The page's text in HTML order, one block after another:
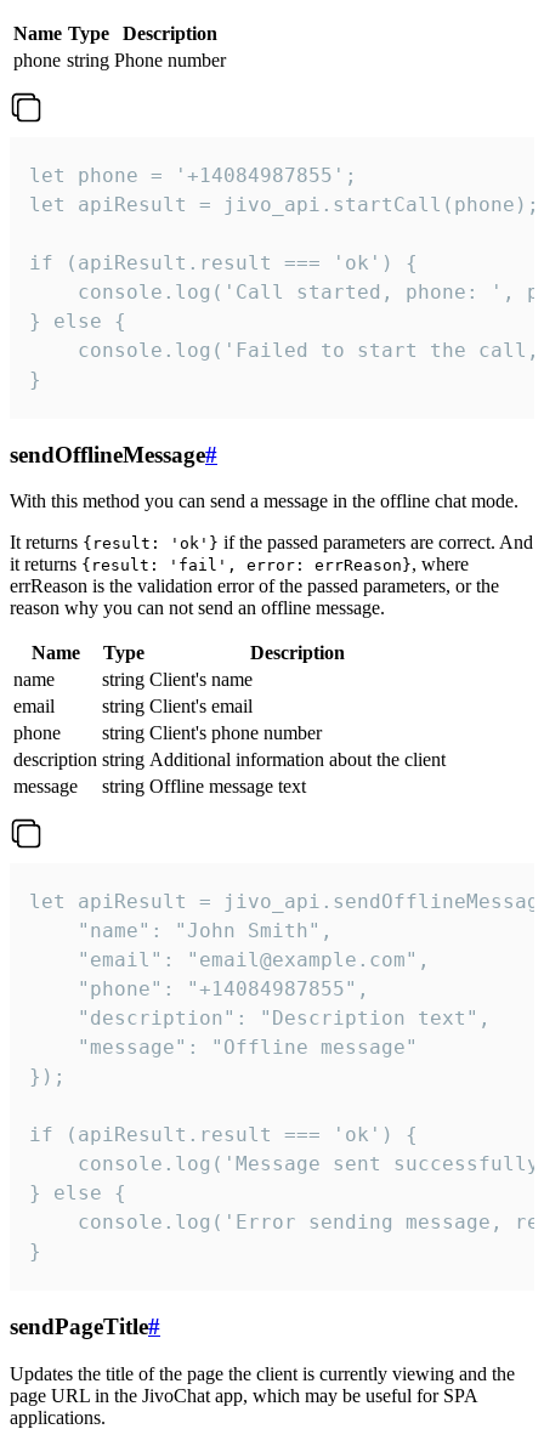
Name Type
Description
phone string Phone number
let phone = '+14084987855';
let apiResult = jivo_api.startCall(phone);
if (apiResult.result === 'ok') {
console.log('Call started, phone: ',
} else {
console.log('Failed to start the
}
sendOfflineMessage#
With this method you can send a message in the offline chat mode.
It returns {result: 'ok'} if the passed parameters are correct. And
it returns {result: 'fail', error: errReason}, where
errReason is the validation error of the passed parameters, or the
reason why you can not send an offline message.
Name Type
Description
name
string Client's name
email
string Client's email
phone
string Client's phone number
description string Additional information about the client
message
string Offline message text
let apiResult =
    "name": "John Smith",
    "email": "email@example.com",
    "phone": "+14084987855",
    "description": "Description text",
    "message": "Offline message"
});
if (apiResult.result === 'ok') {
console.log('Message sent
} else {
console.log('Error sending message,
}
sendPageTitle#
Updates the title of the page the client is currently viewing and the
page URL in the JivoChat app, which may be useful for SPA
applications.